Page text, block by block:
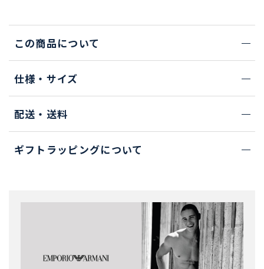
この商品について
仕様・サイズ
配送・送料
ギフトラッピングについて